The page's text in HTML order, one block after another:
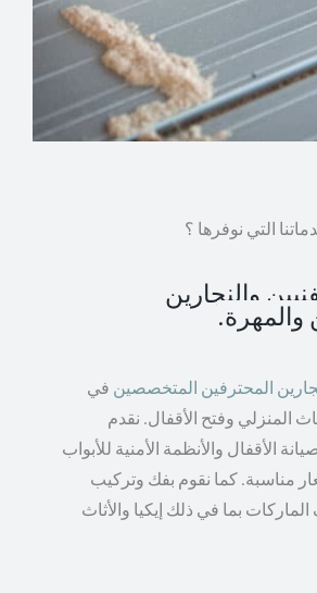
التي نوفرها ؟
والنجارين
المحترفين المتخصصين في
المنزلي وفتح الأقفال. نقدم
الأقفال والأنظمة الأمنية للأبواب
مناسبة. كما نقوم بفك وتركيب
بما في ذلك إيكيا والأثاث